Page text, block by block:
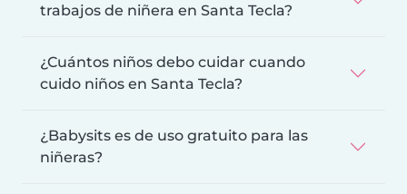
trabajos de niñera en Santa Tecla?
¿Cuántos niños debo cuidar cuando
cuido niños en Santa Tecla?
¿Babysits es de uso gratuito para las
niñeras?